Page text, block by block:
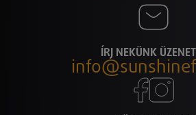
ÍRJ NEKÜNK